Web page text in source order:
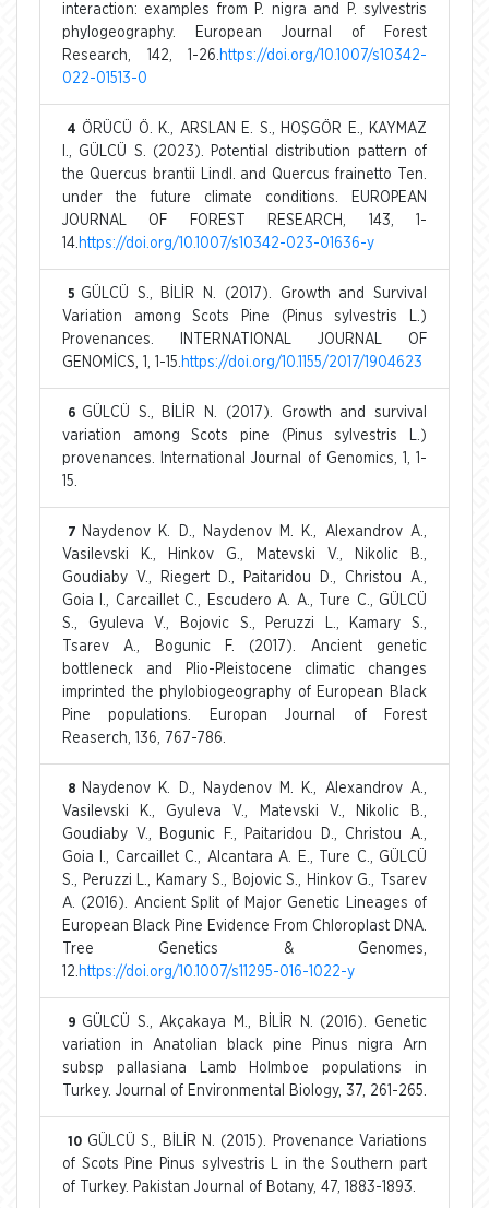
interaction: examples from P. nigra and P. sylvestris
phylogeography. European Journal of Forest
Research, 142, 1-26. https://doi.org/10.1007/s10342-
022-01513-0
4 ÖRÜCÜ Ö. K., ARSLAN E. S., HOŞGÖR E., KAYMAZ
I., GÜLCÜ S. (2023). Potential distribution pattern of
the Quercus brantii Lindl. and Quercus frainetto Ten.
under the future climate conditions. EUROPEAN
JOURNAL OF FOREST RESEARCH, 143, 1-
14. https://doi.org/10.1007/s10342-023-01636-y
5 GÜLCÜ S., BİLİR N. (2017). Growth and Survival
Variation among Scots Pine (Pinus sylvestris L.)
Provenances. INTERNATIONAL JOURNAL OF
GENOMİCS, 1, 1-15. https://doi.org/10.1155/2017/1904623
6 GÜLCÜ S., BİLİR N. (2017). Growth and survival
variation among Scots pine (Pinus sylvestris L.)
provenances. International Journal of Genomics, 1, 1-
15.
7
Naydenov K. D., Naydenov M. K., Alexandrov A.,
Vasilevski K., Hinkov G., Matevski V., Nikolic B.,
Goudiaby V., Riegert D., Paitaridou D., Christou A.,
Goia I., Carcaillet C., Escudero A. A., Ture C., GÜLCÜ
S., Gyuleva V., Bojovic S., Peruzzi L., Kamary S.,
Tsarev A., Bogunic F. (2017). Ancient genetic
bottleneck and Plio-Pleistocene climatic changes
imprinted the phylobiogeography of European Black
Pine populations. Europan Journal of Forest
Reaserch, 136, 767-786.
8
Naydenov K. D., Naydenov M. K., Alexandrov A.,
Vasilevski K., Gyuleva V., Matevski V., Nikolic B.,
Goudiaby V., Bogunic F., Paitaridou D., Christou A.,
Goia I., Carcaillet C., Alcantara A. E., Ture C., GÜLCÜ
S., Peruzzi L., Kamary S., Bojovic S., Hinkov G., Tsarev
A. (2016). Ancient Split of Major Genetic Lineages of
European Black Pine Evidence From Chloroplast DNA.
Tree Genetics & Genomes,
12. https://doi.org/10.1007/s11295-016-1022-y
9 GÜLCÜ S., Akçakaya M., BİLİR N. (2016). Genetic
variation in Anatolian black pine Pinus nigra Arn
subsp pallasiana Lamb Holmboe populations in
Turkey. Journal of Environmental Biology, 37, 261-265.
10 GÜLCÜ S., BİLİR N. (2015). Provenance Variations
of Scots Pine Pinus sylvestris L in the Southern part
of Turkey. Pakistan Journal of Botany, 47, 1883-1893.